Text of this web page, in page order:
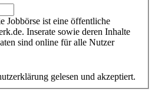
Jobbörse ist eine öffentliche
Ich habe die Datenschutzerklärung gelesen und akzeptiert.